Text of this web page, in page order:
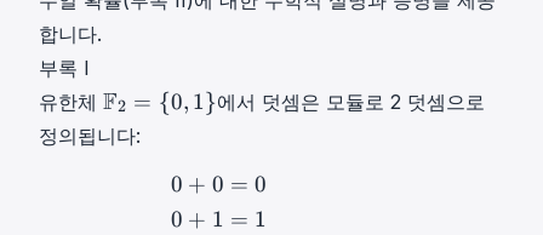
합니다.
부록 I
유한체 F
2
=
F2 = {0, 1}에서 덧셈은 모듈로 2 덧셈으로
정의됩니다:
0 + 0
0 + 1
= 0
= 1